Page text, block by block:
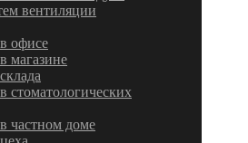
вентиляции
офисе
магазине
стоматологических
частном доме